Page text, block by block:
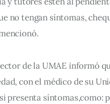
no tengan síntomas,
de la UMAE informó
con el médico de su
presenta síntomas,como: